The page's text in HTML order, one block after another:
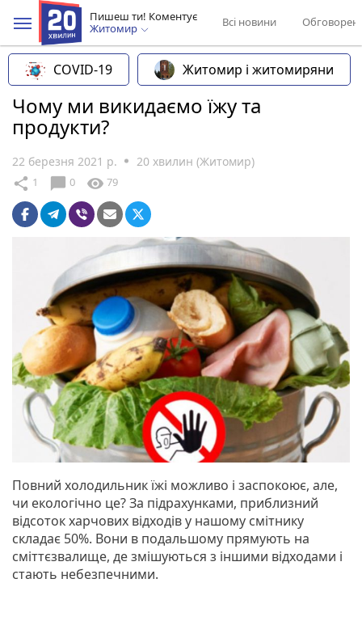
Пишеш ти! Коментує
Житомир
Всі новини
COVID-19 Житомир і житомиряни
Чому ми викидаємо їжу та
продукти?
22 березня 2021 р. 20 хвилин (Житомир)
share 1 chat_bubble 0 visibility 79
Повний холодильник їжі можливо і заспокоює, але,
чи екологічно це? За підрахунками, приблизний
відсоток харчових відходів у нашому смітнику
складає 50%. Вони в подальшому прямують на
сміттєзвалище, де змішуються з іншими відходами і
стають небезпечними.